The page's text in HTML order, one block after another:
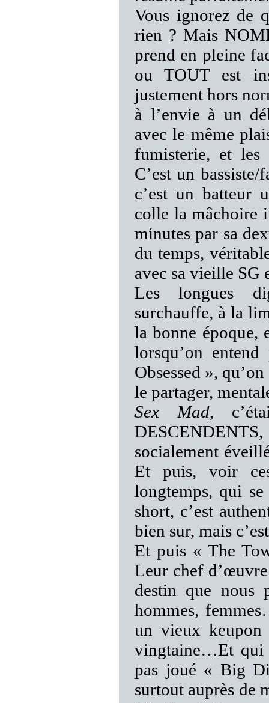
Vous ignorez de
rien ? Mais
prend en pleine
ou TOUT est
justement hors
à l’envie à un
avec le même
fumisterie, et les
C’est un
c’est un batteur
colle la mâchoire
minutes par sa
du temps,
avec sa vieille SG
Les longues
surchauffe, à la
la bonne
lorsqu’on
Obsessed »,
le partager,
Sex Mad,
socialement
Et puis, voir
longtemps, qui
short, c’est
bien sur, mais
Et puis « The
Leur chef
destin que nous
hommes,
un vieux keupon
vingtaine…Et qui
pas joué « Big
surtout auprès de